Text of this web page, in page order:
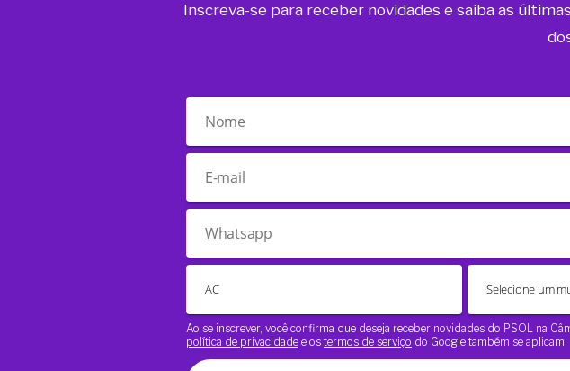
Inscreva-se para receber novidades e saiba as
Ao se inscrever, você confirma que deseja receber novidades do PSOL na
política de privacidade e os termos de serviço do Google também se aplicam.